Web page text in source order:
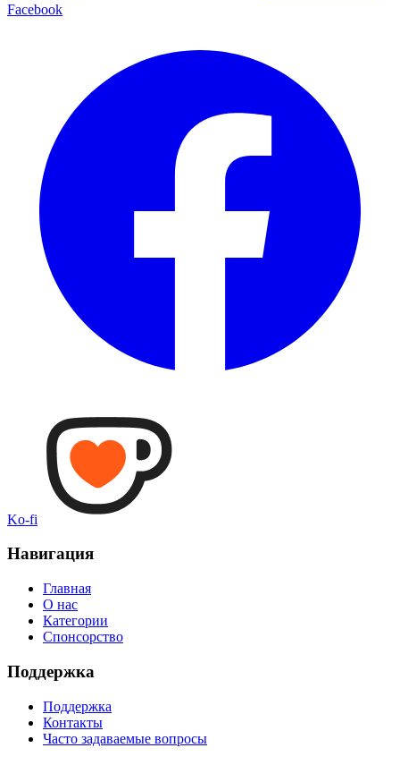
Facebook
Ko-fi
Навигация
Главная
О нас
Категории
Спонсорство
Поддержка
Поддержка
Контакты
Часто задаваемые вопросы